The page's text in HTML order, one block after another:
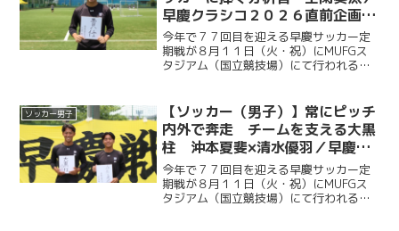
早慶クラシコ２０２６直前企画第
９弾
今年で７７回目を迎える早慶サッカー定
期戦が８月１１日（火・祝）にMUFGス
タジアム（国立競技場）にて行われる。
ッチに立つ。今回ケイスポでは選手だけ
ではなく、グラウンドマ...
ソッカー男子
【ソッカー（男子）】常にピッチ
内外で奔走 チームを支える大黒
柱 沖本夏斐×清水優羽／早慶ク
ラシコ２０２６直前企画第８弾
今年で７７回目を迎える早慶サッカー定
期戦が８月１１日（火・祝）にMUFGス
タジアム（国立競技場）にて行われる。